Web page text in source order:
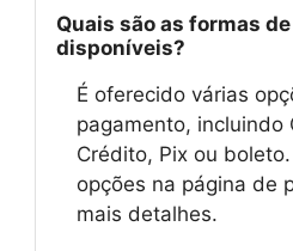
Quais são as formas
disponíveis?
É oferecido várias
pagamento, incluindo
Crédito, Pix ou
opções na página de
mais detalhes.